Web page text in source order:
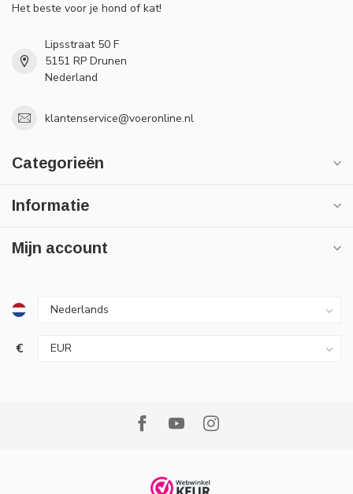
Het beste voor je hond of kat!
Lipsstraat 50 F
5151 RP Drunen
Nederland
klantenservice@voeronline.nl
Categorieën
Informatie
Mijn account
€